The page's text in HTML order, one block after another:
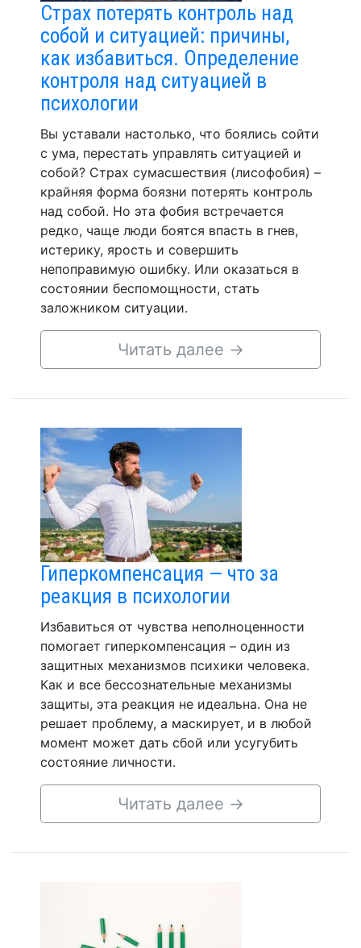
Страх потерять контроль над
собой и ситуацией: причины,
как избавиться. Определение
контроля над ситуацией в
психологии
Вы уставали настолько, что боялись сойти
с ума, перестать управлять ситуацией и
собой? Страх сумасшествия (лисофобия) –
крайняя форма боязни потерять контроль
над собой. Но эта фобия встречается
редко, чаще люди боятся впасть в гнев,
истерику, ярость и совершить
непоправимую ошибку. Или оказаться в
состоянии беспомощности, стать
заложником ситуации.
Читать далее →
Гиперкомпенсация — что за
реакция в психологии
Избавиться от чувства неполноценности
помогает гиперкомпенсация – один из
защитных механизмов психики человека.
Как и все бессознательные механизмы
защиты, эта реакция не идеальна. Она не
решает проблему, а маскирует, и в любой
момент может дать сбой или усугубить
состояние личности.
Читать далее →